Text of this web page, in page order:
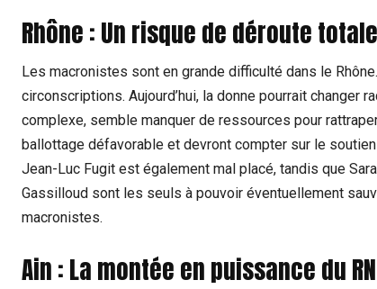
Rhône : Un risque de déroute
Les macronistes sont en grande difficulté dans le
circonscriptions. Aujourd’hui, la donne pourrait changer
complexe, semble manquer de ressources pour
ballottage défavorable et devront compter sur le
Jean-Luc Fugit est également mal placé, tandis que
Gassilloud sont les seuls à pouvoir éventuellement
macronistes.
Ain : La montée en puissance du RN